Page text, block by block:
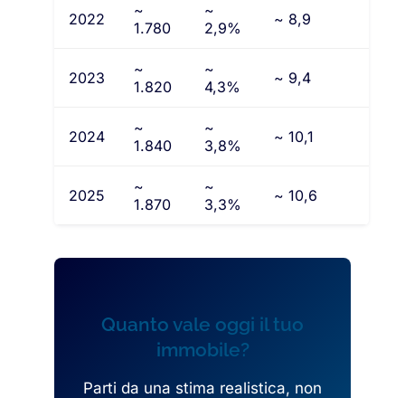
2022
~
1.780
~
2,9%
~ 8,9
2023
~
1.820
~
4,3%
~ 9,4
2024
~
1.840
~
3,8%
~ 10,1
2025
~
1.870
~
3,3%
~ 10,6
Quanto vale oggi il tuo
immobile?
Parti da una stima realistica, non